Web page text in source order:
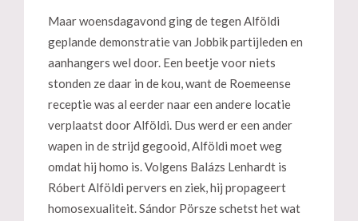
Maar woensdagavond ging de tegen Alföldi
geplande demonstratie van Jobbik partijleden en
aanhangers wel door. Een beetje voor niets
stonden ze daar in de kou, want de Roemeense
receptie was al eerder naar een andere locatie
verplaatst door Alföldi. Dus werd er een ander
wapen in de strijd gegooid, Alföldi moet weg
omdat hij homo is. Volgens Balázs Lenhardt is
Róbert Alföldi pervers en ziek, hij propageert
homosexualiteit. Sándor Pörsze schetst het wat